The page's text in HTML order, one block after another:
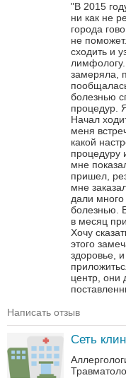
"В 2015
ни как не
города
не
сходить и
замеряла,
болезнью
процедур.
Начал
меня
какой
процедуру
мне
пришел,
мне
дали
болезнью.
в месяц
Хочу
этого
здоровье,
центр, они
Написать отзыв
Сеть